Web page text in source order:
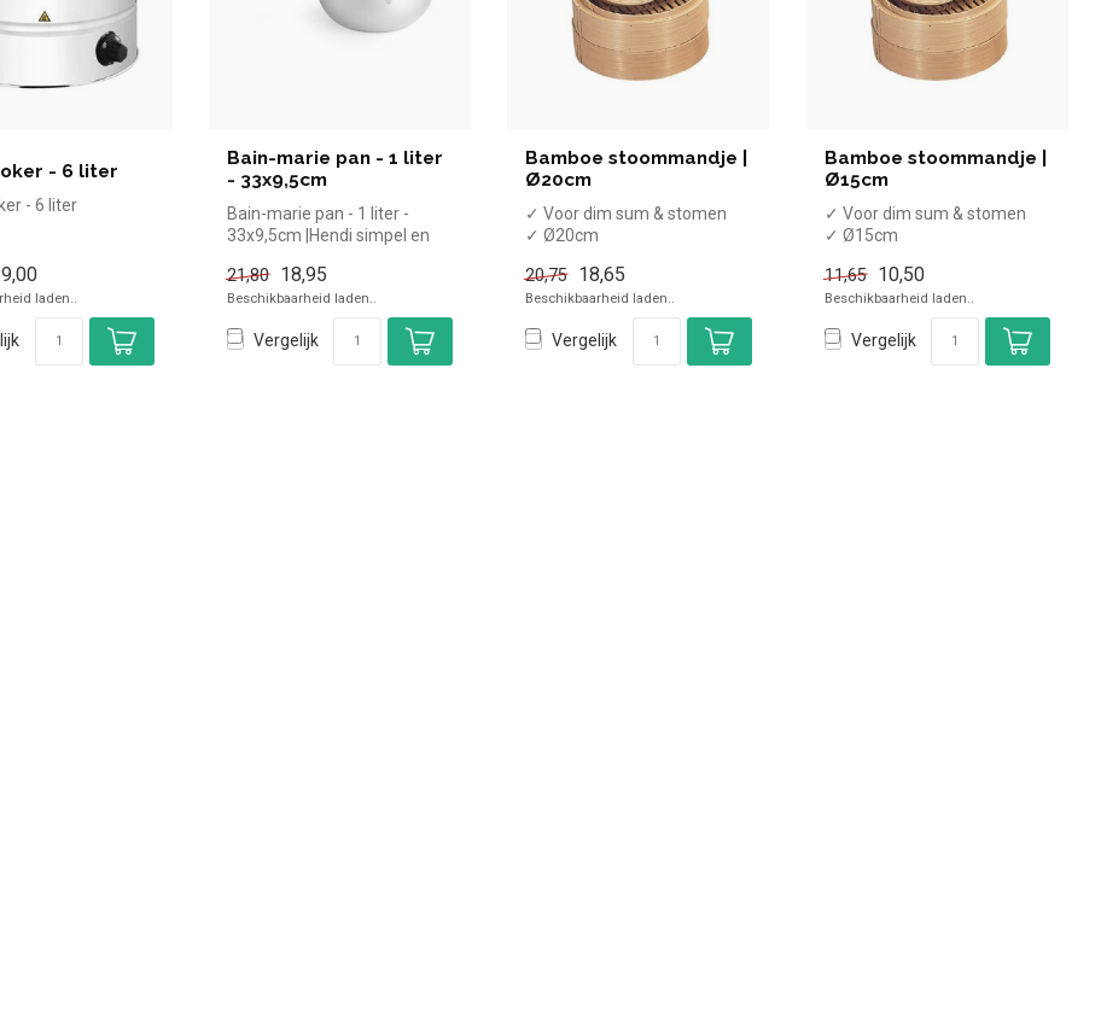
- 6 liter
- 6 liter
laden..
Bain-marie pan - 1 liter
- 33x9,5cm
Bain-marie pan - 1 liter -
33x9,5cm |Hendi simpel en
21,80 18,95
Beschikbaarheid laden..
Vergelijk
Bamboe stoommandje |
Ø20cm
✓ Voor dim sum & stomen
✓ Ø20cm
20,75 18,65
Beschikbaarheid laden..
Vergelijk
Bamboe stoommandje |
Ø15cm
✓ Voor dim sum & stomen
✓ Ø15cm
11,65 10,50
Beschikbaarheid laden..
Vergelijk